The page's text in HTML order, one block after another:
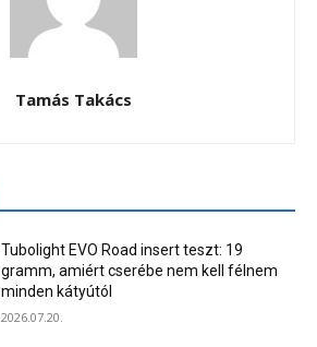
Tamás Takács
Tubolight EVO Road insert teszt: 19
gramm, amiért cserébe nem kell félnem
minden kátyútól
2026.07.20.